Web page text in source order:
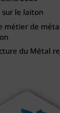
le laiton
métier de
du Métal